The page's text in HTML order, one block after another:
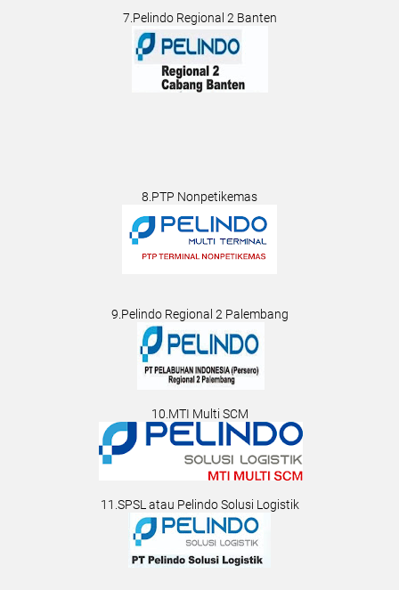
7.Pelindo Regional 2 Banten
8.PTP Nonpetikemas
9.Pelindo Regional 2 Palembang
10.MTI Multi SCM
11.SPSL atau Pelindo Solusi Logistik